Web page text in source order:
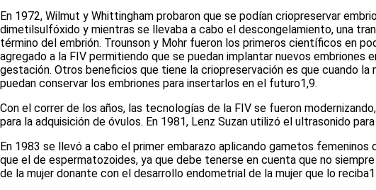
En 1972, Wilmut y Whittingham probaron que se podían criopreservar
dimetilsulfóxido y mientras se llevaba a cabo el descongelamiento, una
término del embrión. Trounson y Mohr fueron los primeros científicos en
agregado a la FIV permitiendo que se puedan implantar nuevos
gestación. Otros beneficios que tiene la criopreservación es que cuando
puedan conservar los embriones para insertarlos en el futuro1,9.
Con el correr de los años, las tecnologías de la FIV se fueron
para la adquisición de óvulos. En 1981, Lenz Suzan utilizó el ultrasonido
En 1983 se llevó a cabo el primer embarazo aplicando gametos
que el de espermatozoides, ya que debe tenerse en cuenta que no
de la mujer donante con el desarrollo endometrial de la mujer que lo reciba